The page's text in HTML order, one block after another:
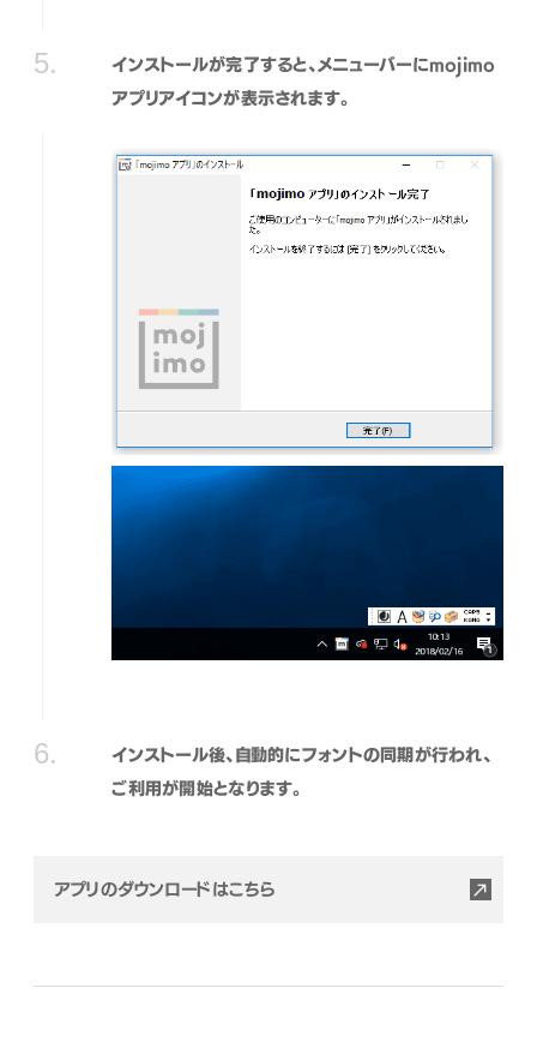
インストールが完了すると、メニューバーにmojimo
アプリアイコンが表示されます。
インストール後、自動的にフォントの同期が行われ、
ご利用が開始となります。
アプリのダウンロードはこちら